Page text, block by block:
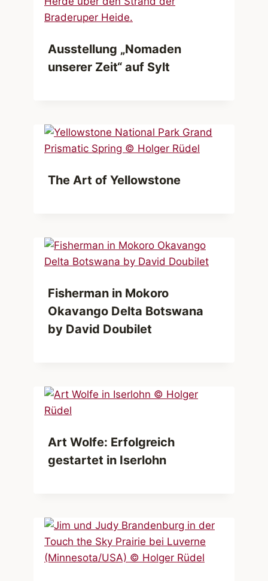
Ausstellung „Nomaden
unserer Zeit“ auf Sylt
The Art of Yellowstone
Fisherman in Mokoro
Okavango Delta Botswana
by David Doubilet
Art Wolfe: Erfolgreich
gestartet in Iserlohn